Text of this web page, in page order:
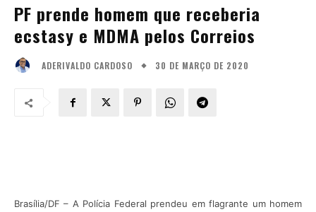
PF prende homem que receberia
ecstasy e MDMA pelos Correios
ADERIVALDO CARDOSO 30 DE MARÇO DE 2020
Brasília/DF – A Polícia Federal prendeu em flagrante um homem